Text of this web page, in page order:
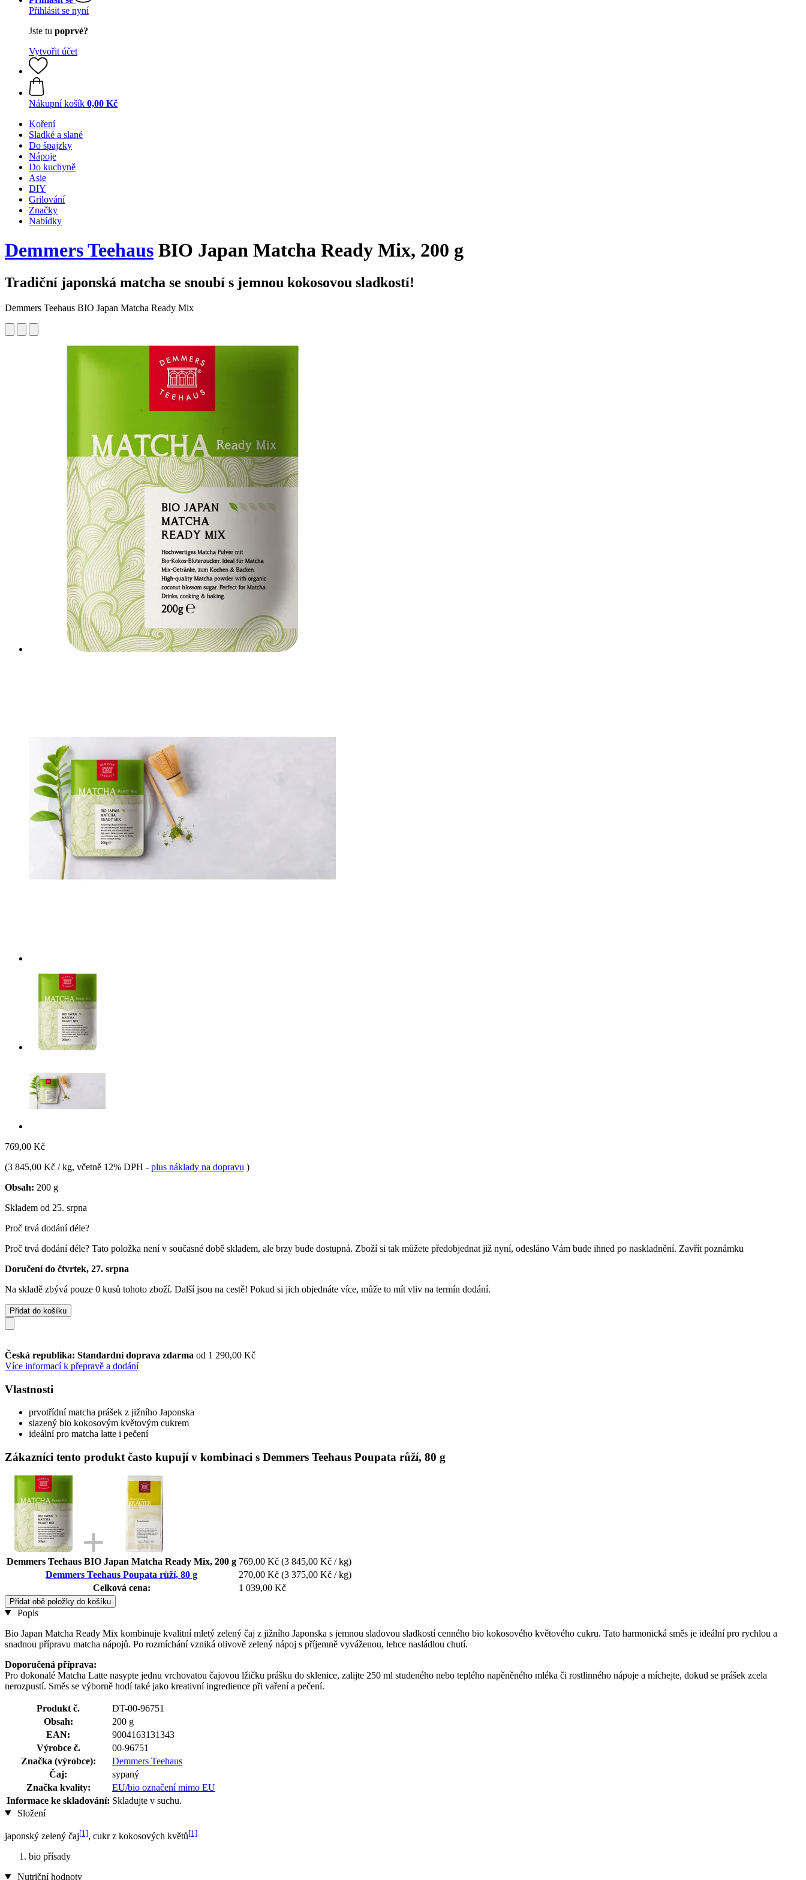
Přihlásit se nyní
Jste tu poprvé?
Vytvořit účet
Nákupní košík 0,00 Kč
Koření
Sladké a slané
Do špajzky
Nápoje
Do kuchyně
Asie
DIY
Grilování
Značky
Nabídky
Demmers Teehaus BIO Japan Matcha Ready Mix, 200 g
Tradiční japonská matcha se snoubí s jemnou kokosovou sladkostí!
Demmers Teehaus BIO Japan Matcha Ready Mix
769,00 Kč
(3 845,00 Kč / kg, včetně 12% DPH - plus náklady na dopravu )
Obsah: 200 g
Skladem od 25. srpna
Proč trvá dodání déle?
Proč trvá dodání déle? Tato položka není v současné době skladem, ale brzy bude dostupná. Zboží si tak můžete předobjednat již nyní, odesláno Vám bude ihned po naskladnění. Zavřít poznámku
Doručení do čtvrtek, 27. srpna
Na skladě zbývá pouze 0 kusů tohoto zboží. Další jsou na cestě! Pokud si jich objednáte více, může to mít vliv na termín dodání.
Přidat do košíku
Česká republika: Standardní doprava zdarma od 1 290,00 Kč
Více informací k přepravě a dodání
Vlastnosti
prvotřídní matcha prášek z jižního Japonska
slazený bio kokosovým květovým cukrem
ideální pro matcha latte i pečení
Zákazníci tento produkt často kupují v kombinaci s Demmers Teehaus Poupata růží, 80 g
Demmers Teehaus BIO Japan Matcha Ready Mix, 200 g 769,00 Kč (3 845,00 Kč / kg)
Demmers Teehaus Poupata růží, 80 g
270,00 Kč (3 375,00 Kč / kg)
Celková cena:
1 039,00 Kč
Přidat obě položky do košíku
Popis
Bio Japan Matcha Ready Mix kombinuje kvalitní mletý zelený čaj z jižního Japonska s jemnou sladovou sladkostí cenného bio kokosového květového cukru. Tato harmonická směs je ideální pro rychlou a
snadnou přípravu matcha nápojů. Po rozmíchání vzniká olivově zelený nápoj s příjemně vyváženou, lehce nasládlou chutí.
Doporučená příprava:
Pro dokonalé Matcha Latte nasypte jednu vrchovatou čajovou lžičku prášku do sklenice, zalijte 250 ml studeného nebo teplého napěněného mléka či rostlinného nápoje a míchejte, dokud se prášek zcela
nerozpustí. Směs se výborně hodí také jako kreativní ingredience při vaření a pečení.
Produkt č.
DT-00-96751
Obsah:
200 g
EAN:
9004163131343
Výrobce č.
00-96751
Značka (výrobce):
Demmers Teehaus
Čaj:
sypaný
Značka kvality:
EU/bio označení mimo EU
Informace ke skladování: Skladujte v suchu.
Složení
japonský zelený čaj[1], cukr z kokosových květů[1]
bio přísady
Nutriční hodnoty